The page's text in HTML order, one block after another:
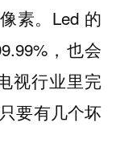
素。Led 的
，也会
视行业里完
要有几个坏